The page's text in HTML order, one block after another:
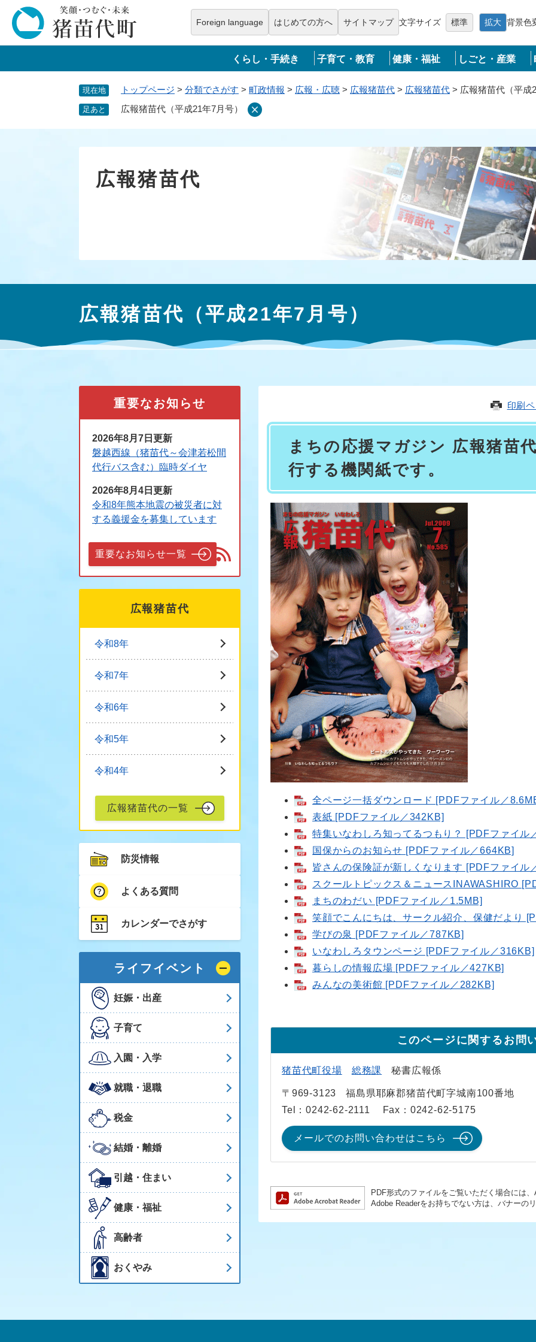
メニューを飛ばして本文へ
へ
Foreign language はじめての方へ サイトマップ 文字サイズ 標準 拡大 背景色
くらし・手続き 子育て・教育 健康・福祉 しごと・産業
現在地 トップページ > 分類でさがす > 町政情報 > 広報・広聴 > 広報猪苗代 > 広報猪苗代 > 広報猪苗代（平成
足あと 広報猪苗代（平成21年7月号）
広報猪苗代
広報猪苗代（平成21年7月号）
印刷
まちの応援マガジン 広報猪苗
行する機関紙です。
全ページ一括ダウンロード [PDFファイル／
表紙 [PDFファイル／342KB]
特集いなわしろ知ってるつもり？ [PDFファイル
国保からのお知らせ [PDFファイル／664KB]
皆さんの保険証が新しくなります [PDFファイル
スクールトピックス＆ニュースINAWASHIRO
まちのわだい [PDFファイル／1.5MB]
笑顔でこんにちは、サークル紹介、保健だより
学びの泉 [PDFファイル／787KB]
いなわしろタウンページ [PDFファイル／316KB]
暮らしの情報広場 [PDFファイル／427KB]
みんなの美術館 [PDFファイル／282KB]
このページに関するお問
猪苗代町役場 総務課 秘書広報係
〒969-3123
福島県耶麻郡猪苗代町字城南100番地
Tel：0242-62-2111
Fax：0242-62-5175
メールでのお問い合わせはこちら
PDF形式のファイルをご覧いただく場合には
Adobe Readerをお持ちでない方は、バナーの
重要なお知らせ
2026年8月7日更新
磐越西線（猪苗代～会津若松間
代行バス含む）臨時ダイヤ
2026年8月4日更新
令和8年熊本地震の被災者に対
する義援金を募集しています
重要なお知らせ一覧
広報猪苗代
令和8年
令和7年
令和6年
令和5年
令和4年
広報猪苗代の一覧
防災情報
よくある質問
カレンダーでさがす
ライフイベント
妊娠・出産
子育て
入園・入学
就職・退職
税金
結婚・離婚
引越・住まい
健康・福祉
高齢者
おくやみ